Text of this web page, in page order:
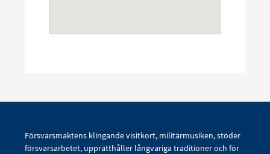
Försvarsmaktens klingande visitkort, militärmusiken, stöder
försvarsarbetet, upprätthåller långvariga traditioner och för